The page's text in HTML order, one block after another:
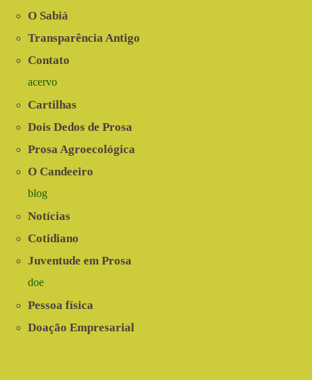
O Sabiá
Transparência Antigo
Contato
acervo
Cartilhas
Dois Dedos de Prosa
Prosa Agroecológica
O Candeeiro
blog
Notícias
Cotidiano
Juventude em Prosa
doe
Pessoa física
Doação Empresarial